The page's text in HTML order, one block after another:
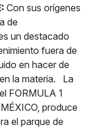
Con sus orígenes
de
un destacado
fuera de
en hacer de
la materia.
La
FORMULA 1
produce
el parque de